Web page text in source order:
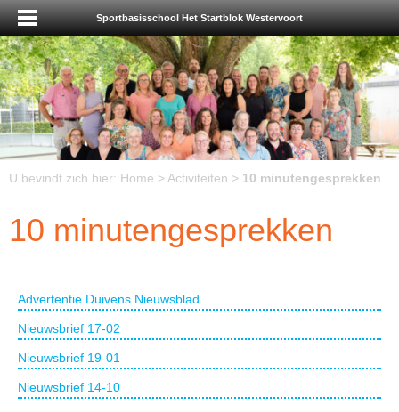
Sportbasisschool Het Startblok Westervoort
U bevindt zich hier: Home > Activiteiten > 10 minutengesprekken
10 minutengesprekken
Advertentie Duivens Nieuwsblad
Nieuwsbrief 17-02
Nieuwsbrief 19-01
Nieuwsbrief 14-10